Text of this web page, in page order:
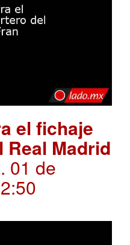
el fichaje
Madrid
. 01 de